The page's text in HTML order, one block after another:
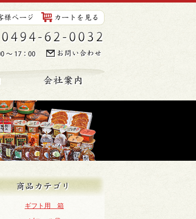
時間. 9:00～17:00
店舗案内
ギフト用 箱